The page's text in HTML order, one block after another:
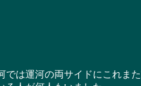
は運河の両サイドにこれま